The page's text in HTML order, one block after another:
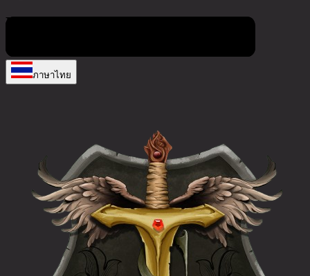
ภาษาไทย
No active polls at the moment